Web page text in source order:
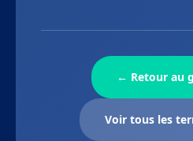
← Retour au
Voir tous les